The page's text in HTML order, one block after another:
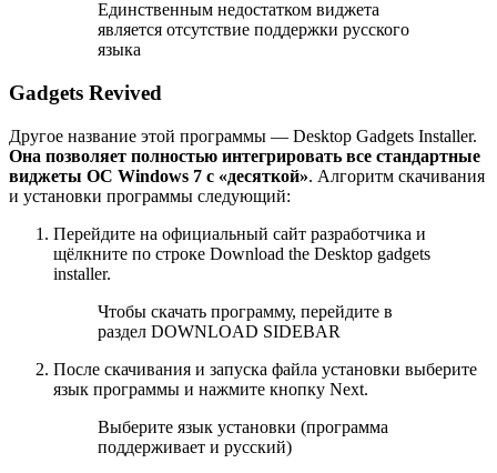
Единственным недостатком виджета
является отсутствие поддержки русского
языка
Gadgets Revived
Другое название этой программы — Desktop Gadgets Installer.
Она позволяет полностью интегрировать все стандартные
виджеты ОС Windows 7 с «десяткой». Алгоритм скачивания
и установки программы следующий:
Перейдите на официальный сайт разработчика и
щёлкните по строке Download the Desktop gadgets
installer.
Чтобы скачать программу, перейдите в
раздел DOWNLOAD SIDEBAR
После скачивания и запуска файла установки выберите
язык программы и нажмите кнопку Next.
Выберите язык установки (программа
поддерживает и русский)